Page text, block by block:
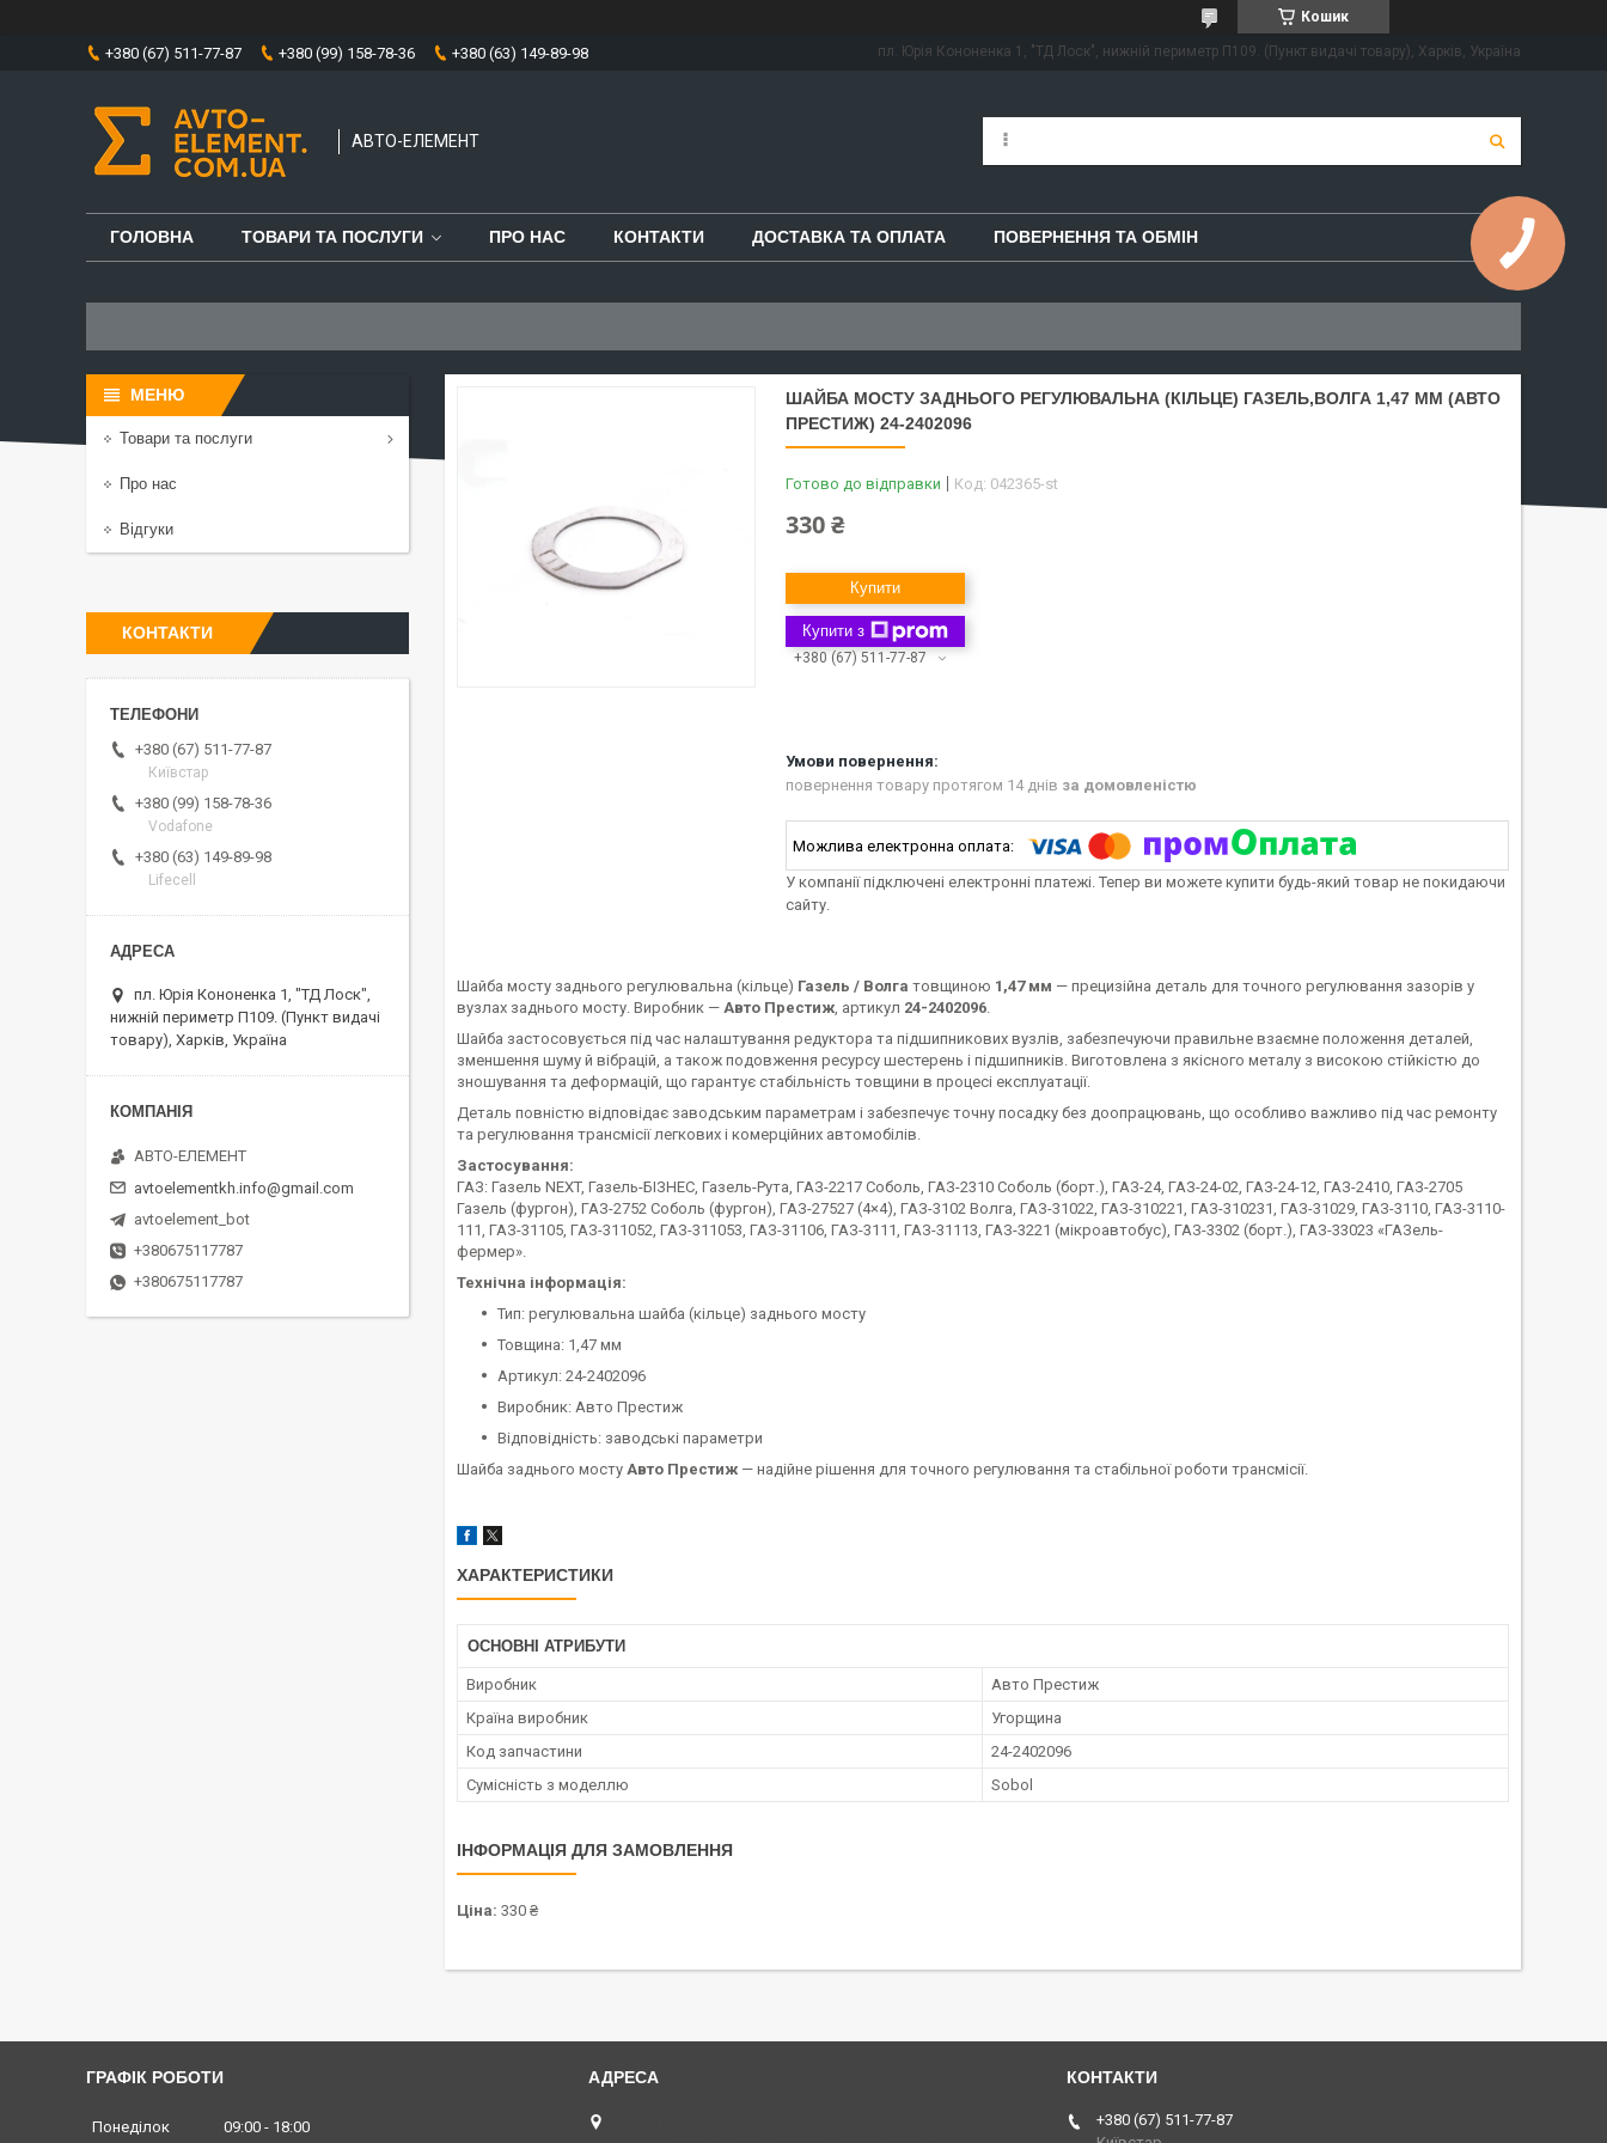
Кошик
+380 (67) 511-77-87 +380 (99) 158-78-36 +380 (63) 149-89-98 пл. Юрія Кононенка 1, "ТД Лоск", нижній периметр П109. (Пункт видачі товару), Харків, Україна
АВТО-ЕЛЕМЕНТ
ГОЛОВНА ТОВАРИ ТА ПОСЛУГИ ПРО НАС КОНТАКТИ ДОСТАВКА ТА ОПЛАТА ПОВЕРНЕННЯ ТА ОБМІН
ШАЙБА МОСТУ ЗАДНЬОГО РЕГУЛЮВАЛЬНА (КIЛЬЦЕ) ГАЗЕЛЬ,ВОЛГА 1,47 ММ (АВТО
ПРЕСТИЖ) 24-2402096
Готово до відправки Код: 042365-st
330 ₴
Купити
Купити з
+380 (67) 511-77-87
повернення товару протягом 14 днів за домовленістю
У компанії підключені електронні платежі. Тепер ви можете купити будь-який товар не покидаючи
сайту.
Шайба мосту заднього регулювальна (кільце) Газель / Волга товщиною 1,47 мм — прецизійна деталь для точного регулювання зазорів у
вузлах заднього мосту. Виробник — Авто Престиж, артикул 24-2402096.
Шайба застосовується під час налаштування редуктора та підшипникових вузлів, забезпечуючи правильне взаємне положення деталей,
зменшення шуму й вібрацій, а також подовження ресурсу шестерень і підшипників. Виготовлена з якісного металу з високою стійкістю до
зношування та деформацій, що гарантує стабільність товщини в процесі експлуатації.
Деталь повністю відповідає заводським параметрам і забезпечує точну посадку без доопрацювань, що особливо важливо під час ремонту
та регулювання трансмісії легкових і комерційних автомобілів.
Застосування:
ГАЗ: Газель NEXT, Газель-БІЗНЕС, Газель-Рута, ГАЗ-2217 Соболь, ГАЗ-2310 Соболь (борт.), ГАЗ-24, ГАЗ-24-02, ГАЗ-24-12, ГАЗ-2410, ГАЗ-2705
Газель (фургон), ГАЗ-2752 Соболь (фургон), ГАЗ-27527 (4×4), ГАЗ-3102 Волга, ГАЗ-31022, ГАЗ-310221, ГАЗ-310231, ГАЗ-31029, ГАЗ-3110, ГАЗ-3110-
111, ГАЗ-31105, ГАЗ-311052, ГАЗ-311053, ГАЗ-31106, ГАЗ-3111, ГАЗ-31113, ГАЗ-3221 (мікроавтобус), ГАЗ-3302 (борт.), ГАЗ-33023 «ГАЗель-
фермер».
Технічна інформація:
Тип: регулювальна шайба (кільце) заднього мосту
Товщина: 1,47 мм
Артикул: 24-2402096
Виробник: Авто Престиж
Відповідність: заводські параметри
Шайба заднього мосту Авто Престиж — надійне рішення для точного регулювання та стабільної роботи трансмісії.
ХАРАКТЕРИСТИКИ
ОСНОВНІ АТРИБУТИ
Виробник
Авто Престиж
Країна виробник
Угорщина
Код запчастини
24-2402096
Сумісність з моделлю
Sobol
ІНФОРМАЦІЯ ДЛЯ ЗАМОВЛЕННЯ
Ціна: 330 ₴
Товари та послуги
Про нас
Відгуки
КОНТАКТИ
+380 (67) 511-77-87
Київстар
+380 (99) 158-78-36
Vodafone
+380 (63) 149-89-98
Lifecell
пл. Юрія Кононенка 1, "ТД Лоск",
нижній периметр П109. (Пункт видачі
товару), Харків, Україна
АВТО-ЕЛЕМЕНТ
avtoelementkh.info@gmail.com
avtoelement_bot
+380675117787
+380675117787
ГРАФІК РОБОТИ
Понеділок 09:00 18:00
+380 (67) 511-77-87